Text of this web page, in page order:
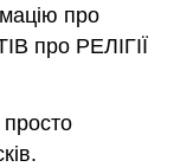
про
про РЕЛІГІЇ